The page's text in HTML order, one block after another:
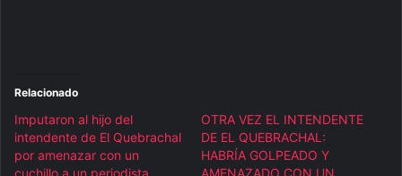
Relacionado
Imputaron al hijo del
intendente de El Quebrachal
por amenazar con un
OTRA VEZ EL INTENDENTE
DE EL QUEBRACHAL:
HABRÍA GOLPEADO Y